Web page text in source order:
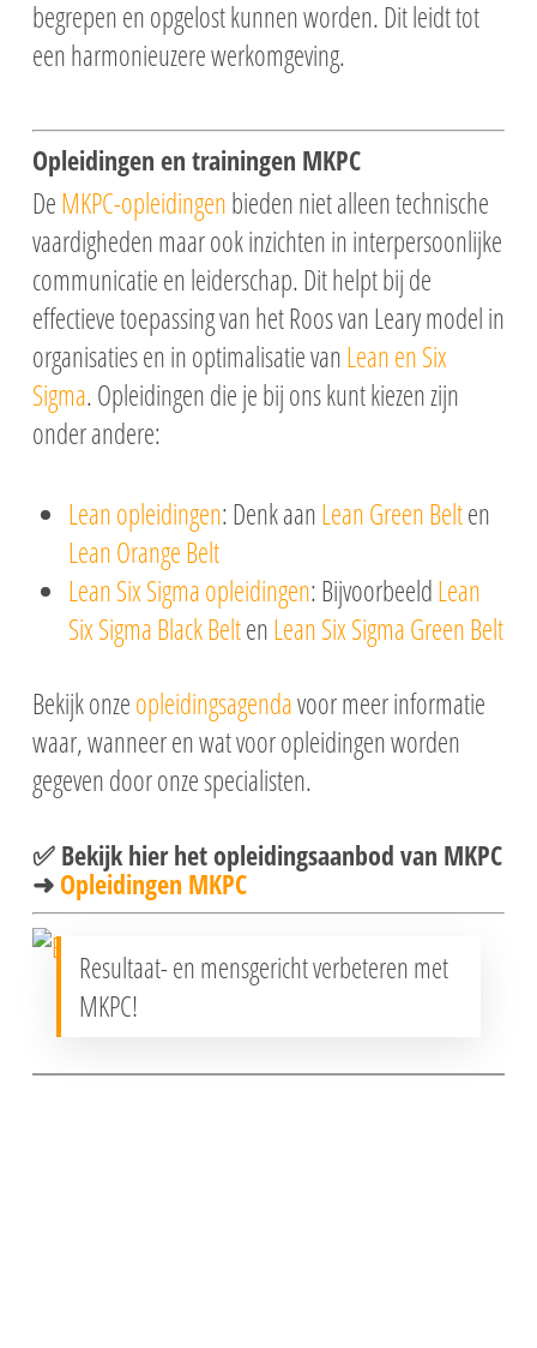
begrepen en opgelost kunnen worden. Dit leidt tot
een harmonieuzere werkomgeving.
Opleidingen en trainingen MKPC
DeMKPC-opleidingenbieden niet alleen technische
vaardigheden maar ook inzichten in interpersoonlijke
communicatie en leiderschap. Dit helpt bij de
effectieve toepassing van het Roos van Leary model in
organisaties en in optimalisatie vanLean en Six
Sigma.Opleidingen die je bij ons kunt kiezen zijn
onder andere:
Lean opleidingen: Denk aanLean Green Belten
Lean Orange Belt
Lean Six Sigma opleidingen: BijvoorbeeldLean
Six Sigma Black BeltenLean Six Sigma Green Belt
Bekijk onzeopleidingsagendavoor meer informatie
waar, wanneer en wat voor opleidingen worden
gegeven door onze specialisten.
✅ Bekijk hier het opleidingsaanbod van MKPC
➜ Opleidingen MKPC
Resultaat- en mensgericht verbeteren met
MKPC!